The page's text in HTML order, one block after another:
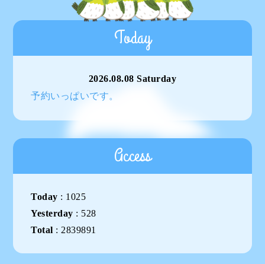
Today
2026.08.08 Saturday
予約いっぱいです。
Access
Today : 1025
Yesterday : 528
Total : 2839891